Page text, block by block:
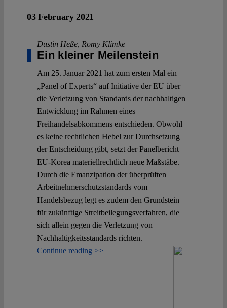
03 February 2021
Dustin Heße, Romy Klimke
Ein kleiner Meilenstein
Am 25. Januar 2021 hat zum ersten Mal ein
„Panel of Experts“ auf Initiative der EU über
die Verletzung von Standards der nachhaltigen
Entwicklung im Rahmen eines
Freihandelsabkommens entschieden. Obwohl
es keine rechtlichen Hebel zur Durchsetzung
der Entscheidung gibt, setzt der Panelbericht
EU-Korea materiellrechtlich neue Maßstäbe.
Durch die Emanzipation der überprüften
Arbeitnehmerschutzstandards vom
Handelsbezug legt es zudem den Grundstein
für zukünftige Streitbeilegungsverfahren, die
sich allein gegen die Verletzung von
Nachhaltigkeitsstandards richten.
Continue reading >>